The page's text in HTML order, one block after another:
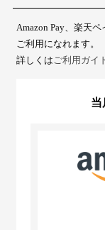
Amazon Pay、楽天
ご利用になれます。
詳しくはご利用ガイ
当